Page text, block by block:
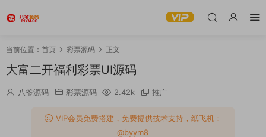
当前位置： 首页 彩票源码 正文
大富二开福利彩票UI源码
八爷源码 彩票源码 2.42k 推广
VIP会员免费搭建，免费提供技术支持，纸飞机：
@byym8